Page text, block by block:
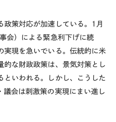
政策対応が加速している。1月
会）による緊急利下げに続
実現を急いでいる。伝統的に米
的な財政政策は、景気対策とし
といわれる。しかし、こうした
議会は刺激策の実現にまい進し